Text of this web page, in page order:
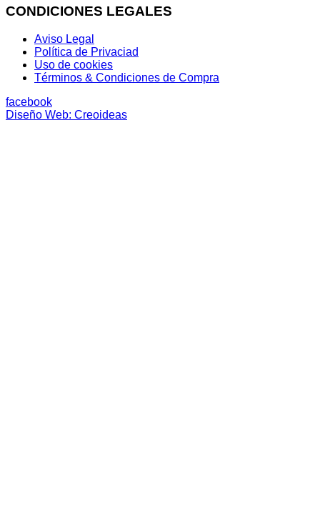
CONDICIONES LEGALES
Aviso Legal
Política de Privaciad
Uso de cookies
Términos & Condiciones de Compra
facebook
Diseño Web: Creoideas